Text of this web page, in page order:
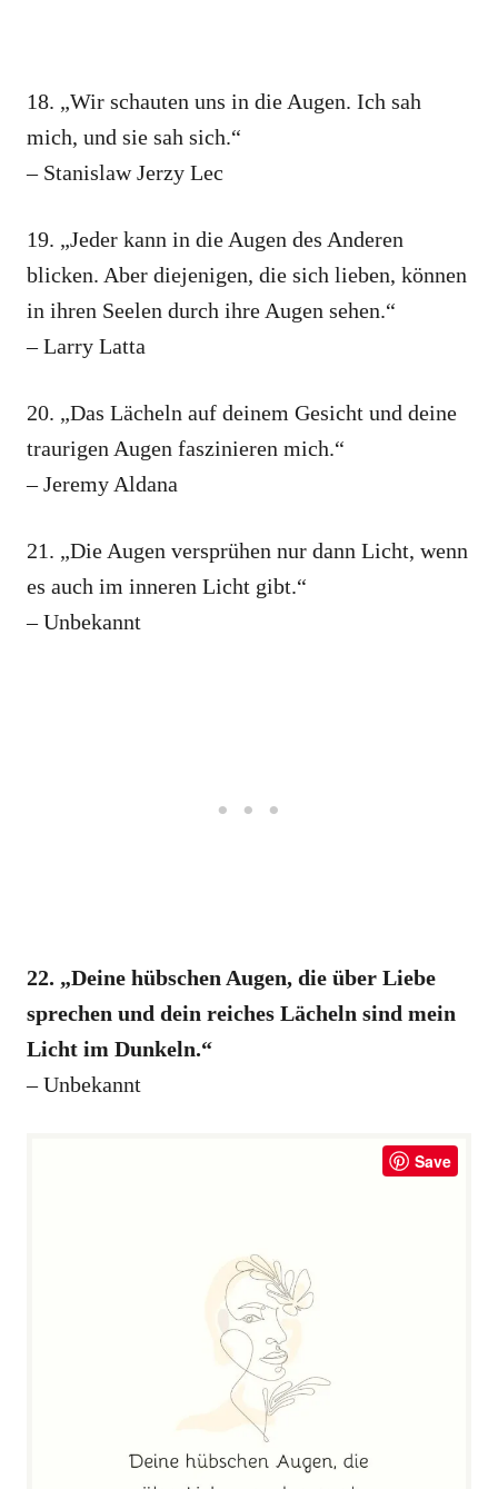
18. „Wir schauten uns in die Augen. Ich sah
mich, und sie sah sich.“
– Stanislaw Jerzy Lec
19. „Jeder kann in die Augen des Anderen
blicken. Aber diejenigen, die sich lieben, können
in ihren Seelen durch ihre Augen sehen.“
– Larry Latta
20. „Das Lächeln auf deinem Gesicht und deine
traurigen Augen faszinieren mich.“
– Jeremy Aldana
21. „Die Augen versprühen nur dann Licht, wenn
es auch im inneren Licht gibt.“
– Unbekannt
22. „Deine hübschen Augen, die über Liebe
sprechen und dein reiches Lächeln sind mein
Licht im Dunkeln.“
– Unbekannt
Save